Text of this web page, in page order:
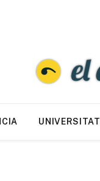
UNIVERSITAT